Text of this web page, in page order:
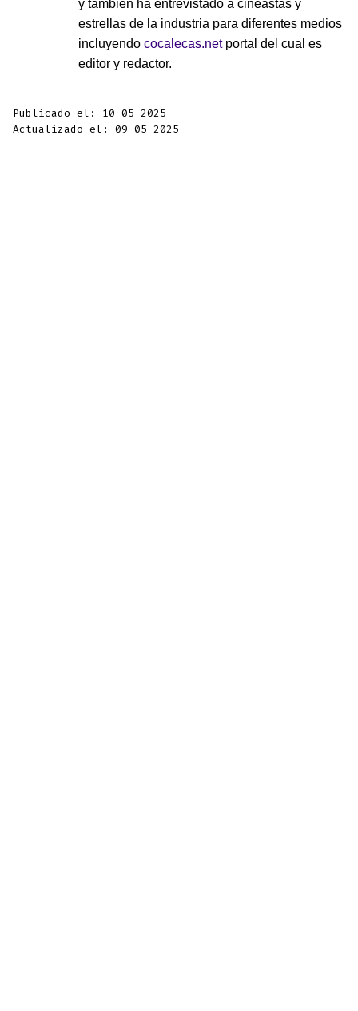
y también ha entrevistado a cineastas y
estrellas de la industria para diferentes medios
incluyendo cocalecas.netportal del cual es
editor y redactor.
Publicado el: 10-05-2025
Actualizado el: 09-05-2025